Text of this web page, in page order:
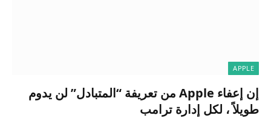
APPLE
إن إعفاء Apple من تعريفة “المتبادل” لن يدوم
طويلاً ، لكل إدارة ترامب